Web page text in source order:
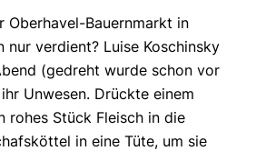
Oberhavel-Bauernmarkt in
nur verdient? Luise Koschinsky
(gedreht wurde schon vor
Unwesen. Drückte einem
rohes Stück Fleisch in die
in eine Tüte, um sie